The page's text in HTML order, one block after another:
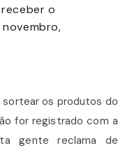
o
sortear os produtos do
for registrado com a
gente reclama de